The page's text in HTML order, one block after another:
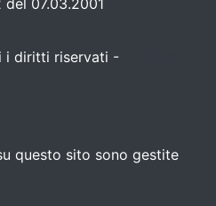
07.03.2001
i diritti riservati -
questo sito sono gestite